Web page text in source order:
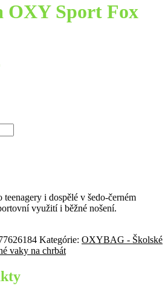
OXY Sport Fox
i dospělé v šedo-černém
využití i běžné nošení.
Kategórie: OXYBAG - Školské
vaky na chrbát